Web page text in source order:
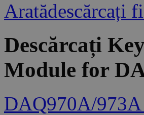
Aratădescărcați
Descărcați
Module for
DAQ970A/